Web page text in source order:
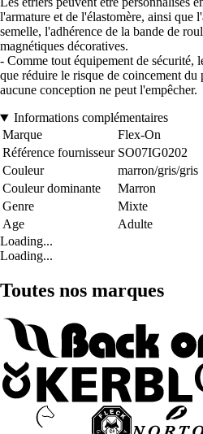
l'armature et de l'élastomère, ainsi que
semelle, l'adhérence de la bande de
magnétiques décoratives.
- Comme tout équipement de sécurité,
que réduire le risque de coincement du
aucune conception ne peut l'empêcher.
Informations complémentaires
Marque
Flex-On
Référence fournisseur SO07IG0202
Couleur
marron/gris/gris
Couleur dominante
Marron
Genre
Mixte
Age
Adulte
Loading...
Loading...
Toutes nos marques